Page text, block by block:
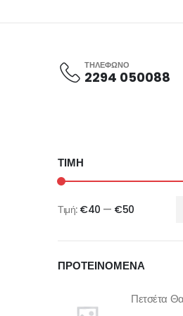
ΤΗΛΕΦΩΝΟ
2294 050088
ΤΙΜΗ
Ελάχιστη
τιμή
Μέγιστη
τιμή
Τιμή: €40 — €50
ΠΡΟΤΕΙΝΟΜΕΝΑ